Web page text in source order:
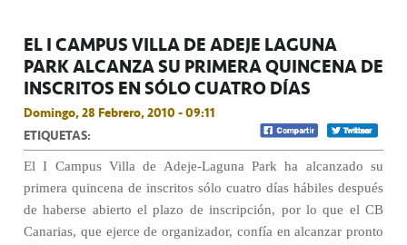
EL I CAMPUS VILLA DE ADEJE LAGUNA
PARK ALCANZA SU PRIMERA QUINCENA DE
INSCRITOS EN SÓLO CUATRO DÍAS
Domingo, 28 Febrero, 2010 - 09:11
ETIQUETAS:
El I Campus Villa de Adeje-Laguna Park ha alcanzado su
primera quincena de inscritos sólo cuatro días hábiles después
de haberse abierto el plazo de inscripción, por lo que el CB
Canarias, que ejerce de organizador, confía en alcanzar pronto